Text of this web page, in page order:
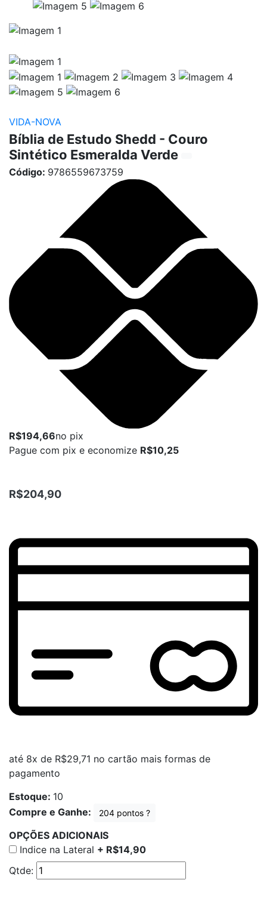
VIDA-NOVA
Bíblia de Estudo Shedd - Couro
Sintético Esmeralda Verde
Código: 9786559673759
R$194,66no pix
Pague com pix e economize R$10,25
R$204,90
até 8x de R$29,71 no cartão mais formas de
pagamento
Estoque: 10
Compre e Ganhe:
204 pontos ?
OPÇÕES ADICIONAIS
Indice na Lateral + R$14,90
Qtde: